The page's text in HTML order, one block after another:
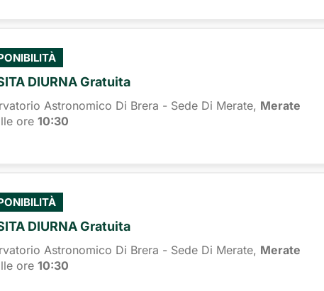
DIURNA Gratuita
Astronomico Di Brera - Sede Di Merate, Merate
ore 10:30
DIURNA Gratuita
Astronomico Di Brera - Sede Di Merate, Merate
ore 10:30